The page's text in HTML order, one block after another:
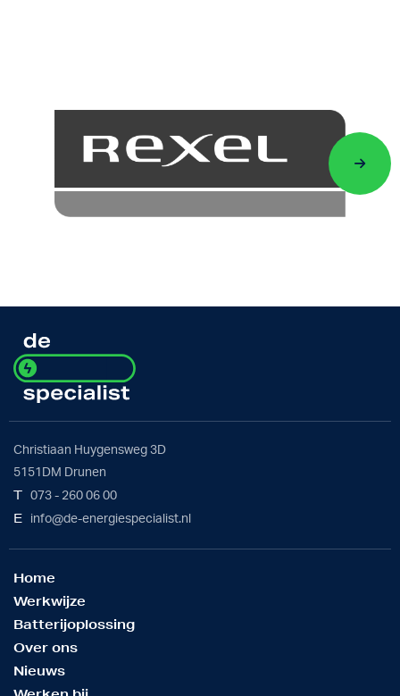
Christiaan Huygensweg 3D
5151DM Drunen
T 073 - 260 06 00
E info@de-energiespecialist.nl
Home
Werkwijze
Batterijoplossing
Over ons
Nieuws